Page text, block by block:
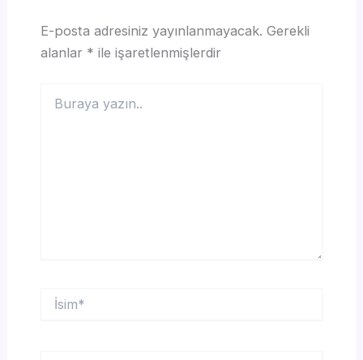
E-posta adresiniz yayınlanmayacak. Gerekli
alanlar * ile işaretlenmişlerdir
yazın..
İsim*